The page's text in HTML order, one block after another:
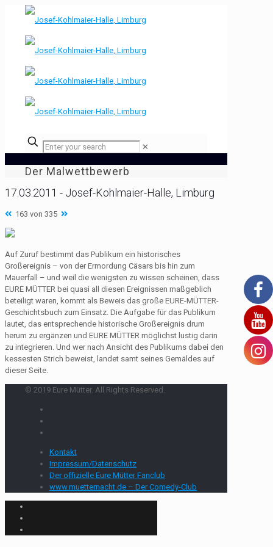
✕
Der Malwettbewerb
17.03.2011 - Josef-Kohlmaier-Halle, Limburg
163 von 335
Auf Zuruf bestimmt das Publikum ein historisches
Großereignis – von der Ermordung Cäsars bis hin zum
Mauerfall – und weil die wenigsten zu wissen scheinen, dass
EURE MÜTTER bei quasi all diesen Ereignissen maßgeblich
beteiligt waren, kommt als Beweis das große EURE-MÜTTER-
Geschichtsbuch zum Einsatz. Die Aufgabe für das Publikum
lautet, das entsprechende historische Großereignis drum
herum zu ergänzen und EURE MÜTTER möglichst lustig darin
zu integrieren. Und wer nach Ansicht des Publikums dabei den
kessesten Strich beweist, landet samt seines Gemäldes auf
dieser Seite.
© 2019 Eure Mütter. All Rights Reserved.
Kontakt
Impressum/Datenschutz
Der offizielle Eure Mütter Fanclub
www.muetternacht.de – Der Comedy-Club